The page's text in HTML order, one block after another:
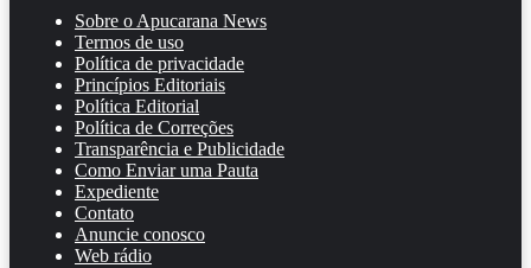
Sobre o Apucarana News
Termos de uso
Política de privacidade
Princípios Editoriais
Política Editorial
Política de Correções
Transparência e Publicidade
Como Enviar uma Pauta
Expediente
Contato
Anuncie conosco
Web rádio